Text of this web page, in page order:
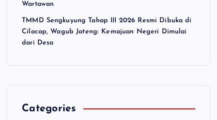
Wartawan
TMMD Sengkuyung Tahap III 2026 Resmi Dibuka di
Cilacap, Wagub Jateng: Kemajuan Negeri Dimulai
dari Desa
Categories